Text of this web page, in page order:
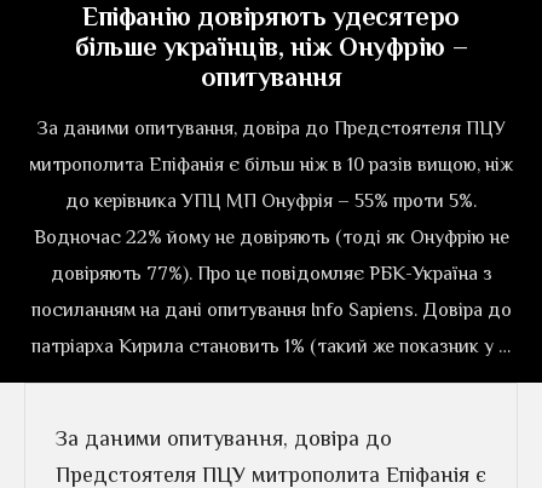
Епіфанію довіряють удесятеро
більше українців, ніж Онуфрію –
опитування
За даними опитування, довіра до Предстоятеля ПЦУ
митрополита Епіфанія є більш ніж в 10 разів вищою, ніж
до керівника УПЦ МП Онуфрія – 55% проти 5%.
Водночас 22% йому не довіряють (тоді як Онуфрію не
довіряють 77%). Про це повідомляє РБК-Україна з
посиланням на дані опитування Info Sapiens. Довіра до
патріарха Кирила становить 1% (такий же показник у …
За даними опитування, довіра до
Предстоятеля ПЦУ митрополита Епіфанія є